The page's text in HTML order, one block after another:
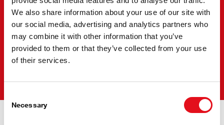
We also share information about your use of our site with
our social media, advertising and analytics partners who
may combine it with other information that you’ve
provided to them or that they’ve collected from your use
of their services.
Selection
Necessary
Una marca. Una solución.
Menos complicaciones
gracias a los recambios de
All Around the Wheel.